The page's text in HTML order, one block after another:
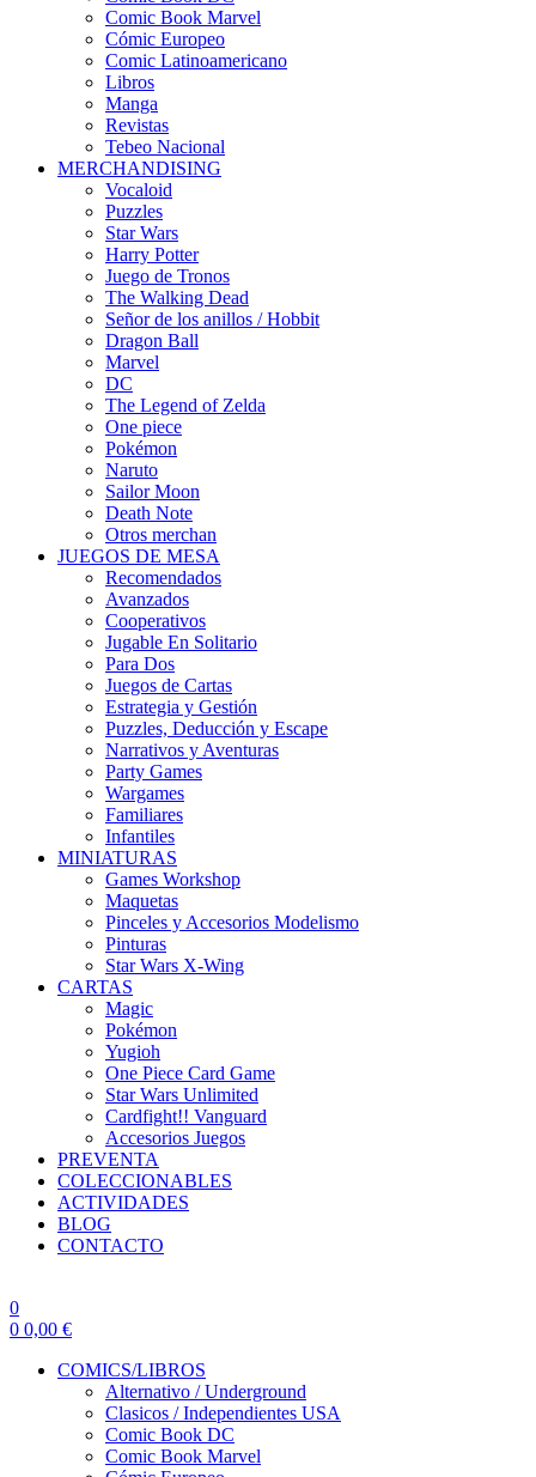
Comic Book Marvel
Cómic Europeo
Comic Latinoamericano
Libros
Manga
Revistas
Tebeo Nacional
MERCHANDISING
Vocaloid
Puzzles
Star Wars
Harry Potter
Juego de Tronos
The Walking Dead
Señor de los anillos / Hobbit
Dragon Ball
Marvel
DC
The Legend of Zelda
One piece
Pokémon
Naruto
Sailor Moon
Death Note
Otros merchan
JUEGOS DE MESA
Recomendados
Avanzados
Cooperativos
Jugable En Solitario
Para Dos
Juegos de Cartas
Estrategia y Gestión
Puzzles, Deducción y Escape
Narrativos y Aventuras
Party Games
Wargames
Familiares
Infantiles
MINIATURAS
Games Workshop
Maquetas
Pinceles y Accesorios Modelismo
Pinturas
Star Wars X-Wing
CARTAS
Magic
Pokémon
Yugioh
One Piece Card Game
Star Wars Unlimited
Cardfight!! Vanguard
Accesorios Juegos
PREVENTA
COLECCIONABLES
ACTIVIDADES
BLOG
CONTACTO
0
0 0,00 €
COMICS/LIBROS
Alternativo / Underground
Clasicos / Independientes USA
Comic Book DC
Comic Book Marvel